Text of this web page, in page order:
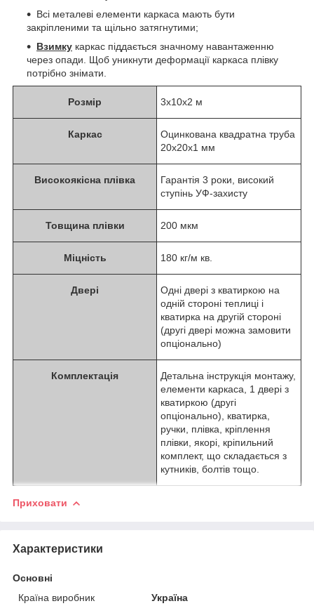
Всі металеві елементи каркаса мають бути
закріпленими та щільно затягнутими;
Взимку каркас піддається значному навантаженню
через опади. Щоб уникнути деформації каркаса плівку
потрібно знімати.
Розмір 3x10x2 м
Каркас
Оцинкована квадратна труба
20x20x1 мм
Високоякісна плівка
Гарантія 3 роки, високий
ступінь УФ-захисту
Товщина плівки 200 мкм
Міцність 180 кг/м кв.
Двері
Одні двері з кватиркою на
одній стороні теплиці і
кватирка на другій стороні
(другі двері можна замовити
опціонально)
Комплектація
Детальна інструкція монтажу,
елементи каркаса, 1 двері з
кватиркою (другі
опціонально), кватирка,
ручки, плівка, кріплення
плівки, якорі, кріпильний
комплект, що складається з
кутників, болтів тощо.
Приховати
Характеристики
Основні
Країна виробник
Україна